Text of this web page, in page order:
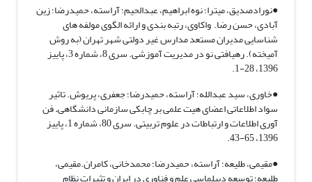
●نورادصدیق، میترا؛ نوه ابراهیم، عبدالحیم؛ آراسته، حمیدرضا؛ زین
آبادی، حسن رضا. واکاوی، رتبه بندی و ارائه الگوی مولفه های
شناسایی مدیران مستعد مدارس غیر دولتی شهر تهران (به روش
آمیخته). رهیافتی نو در مدیریت آموزشی. سری 8، شماره 3، پاییز
1396، 28-1.
●خاوری، سید عبدالله؛ آراسته، حمیدرضا؛ جعفری، پریوش. تاثیر
سواد اطلاعاتی اعضای هیت علمی بر چابکی سازمانی دانشگاهی.فن
آوری اطلاعات و ارتباطات در علوم تربیتی. سری 80، شماره 1، پاییز
1396، 65-43.
●مقیمی، طلیعه؛ آراسته، حمیدرضا؛ محمدخانی، کامران.مقیمی،